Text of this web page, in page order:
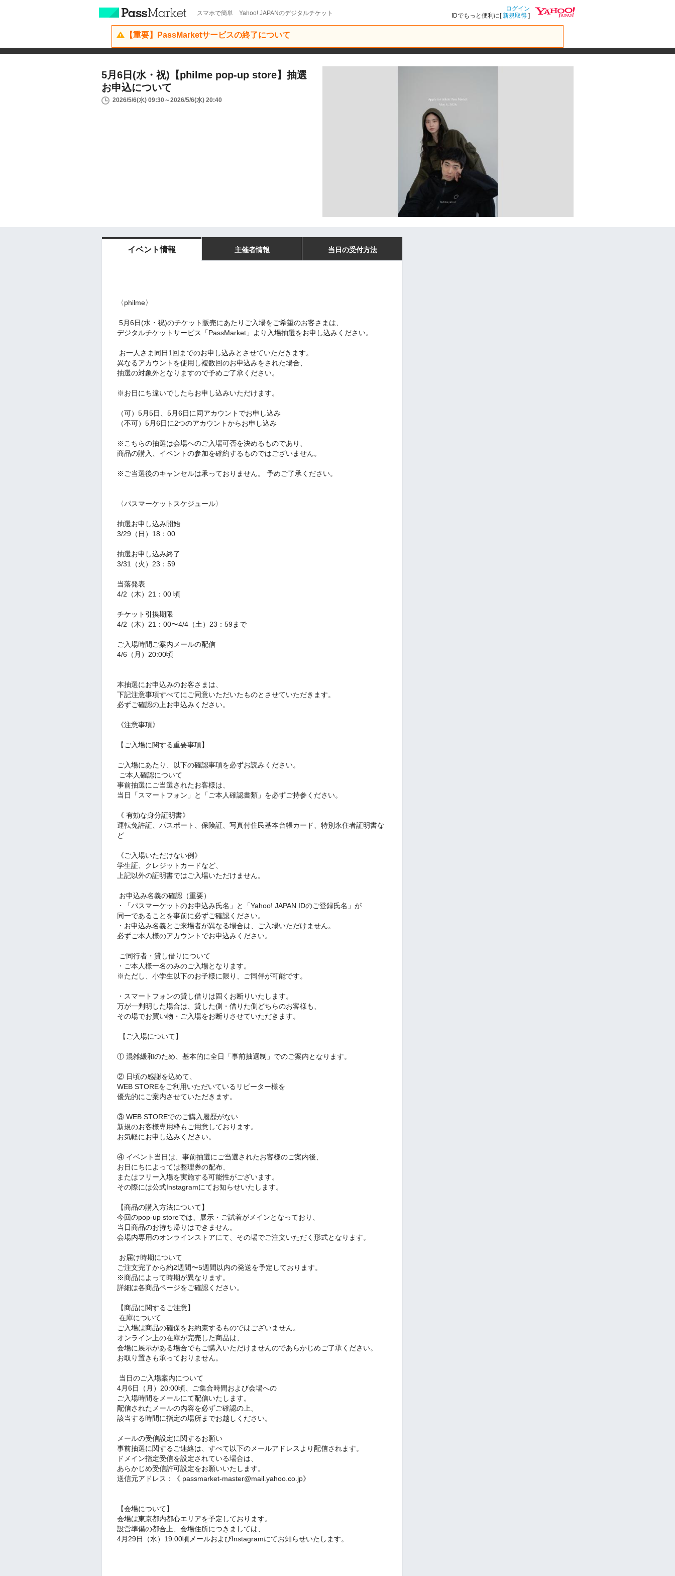
スマホで簡単 Yahoo! JAPANのデジタルチケット
ログイン
IDでもっと便利に[新規取得 ]
【重要】PassMarketサービスの終了について
5月6日(水・祝)【philme pop-up store】抽選
お申込について
2026/5/6(水) 09:30～2026/5/6(水) 20:40
イベント情報 主催者情報 当日の受付方法
〈philme〉
5月6日(水・祝)のチケット販売にあたりご入場をご希望のお客さまは、
デジタルチケットサービス「PassMarket」より入場抽選をお申し込みください。
お一人さま同日1回までのお申し込みとさせていただきます。
異なるアカウントを使用し複数回のお申込みをされた場合、
抽選の対象外となりますので予めご了承ください。
※お日にち違いでしたらお申し込みいただけます。
（可）5月5日、5月6日に同アカウントでお申し込み
（不可）5月6日に2つのアカウントからお申し込み
※こちらの抽選は会場へのご入場可否を決めるものであり、
商品の購入、イベントの参加を確約するものではございません。
※ご当選後のキャンセルは承っておりません。 予めご了承ください。 ︎
〈パスマーケットスケジュール〉
︎抽選お申し込み開始
3/29（日）18：00
︎抽選お申し込み終了
3/31（火）23：59
︎当落発表
4/2（木）21：00 頃
︎チケット引換期限
4/2（木）21：00〜4/4（土）23：59まで
︎ご入場時間ご案内メールの配信
4/6（月）20:00頃
本抽選にお申込みのお客さまは、
下記注意事項すべてにご同意いただいたものとさせていただきます。
必ずご確認の上お申込みください。
《注意事項》
【ご入場に関する重要事項】
ご入場にあたり、以下の確認事項を必ずお読みください。
︎ ご本人確認について
事前抽選にご当選されたお客様は、
当日「スマートフォン」と「ご本人確認書類」を必ずご持参ください。
《 有効な身分証明書》
運転免許証、パスポート、保険証、写真付住民基本台帳カード、特別永住者証明書な
ど
《ご入場いただけない例》
学生証、クレジットカードなど、
上記以外の証明書ではご入場いただけません。
︎ お申込み名義の確認（重要）
・「パスマーケットのお申込み氏名」と「Yahoo! JAPAN IDのご登録氏名」が
同一であることを事前に必ずご確認ください。
・お申込み名義とご来場者が異なる場合は、ご入場いただけません。
必ずご本人様のアカウントでお申込みください。
︎ ご同行者・貸し借りについて
・ご本人様一名のみのご入場となります。
※ただし、小学生以下のお子様に限り、ご同伴が可能です。
・スマートフォンの貸し借りは固くお断りいたします。
万が一判明した場合は、貸した側・借りた側どちらのお客様も、
その場でお買い物・ご入場をお断りさせていただきます。
【ご入場について】
① 混雑緩和のため、基本的に全日「事前抽選制」でのご案内となります。
② 日頃の感謝を込めて、
WEB STOREをご利用いただいているリピーター様を
優先的にご案内させていただきます。
③ WEB STOREでのご購入履歴がない
新規のお客様専用枠もご用意しております。
お気軽にお申し込みください。
④ イベント当日は、事前抽選にご当選されたお客様のご案内後、
お日にちによっては整理券の配布、
またはフリー入場を実施する可能性がございます。
その際には公式Instagramにてお知らせいたします。
【商品の購入方法について】
今回のpop-up storeでは、展示・ご試着がメインとなっており、
当日商品のお持ち帰りはできません。
会場内専用のオンラインストアにて、その場でご注文いただく形式となります。
︎ お届け時期について
ご注文完了から約2週間〜5週間以内の発送を予定しております。
※商品によって時期が異なります。
詳細は各商品ページをご確認ください。
【商品に関するご注意】
︎ 在庫について
ご入場は商品の確保をお約束するものではございません。
オンライン上の在庫が完売した商品は、
会場に展示がある場合でもご購入いただけませんのであらかじめご了承ください。
お取り置きも承っておりません。
︎ 当日のご入場案内について
4月6日（月）20:00頃、ご集合時間および会場への
ご入場時間をメールにて配信いたします。
配信されたメールの内容を必ずご確認の上、
該当する時間に指定の場所までお越しください。
︎メールの受信設定に関するお願い
事前抽選に関するご連絡は、すべて以下のメールアドレスより配信されます。
ドメイン指定受信を設定されている場合は、
あらかじめ受信許可設定をお願いいたします。
送信元アドレス：《 passmarket-master@mail.yahoo.co.jp》
【会場について】
会場は東京都内都心エリアを予定しております。
設営準備の都合上、会場住所につきましては、
4月29日（水）19:00頃メールおよびInstagramにてお知らせいたします。